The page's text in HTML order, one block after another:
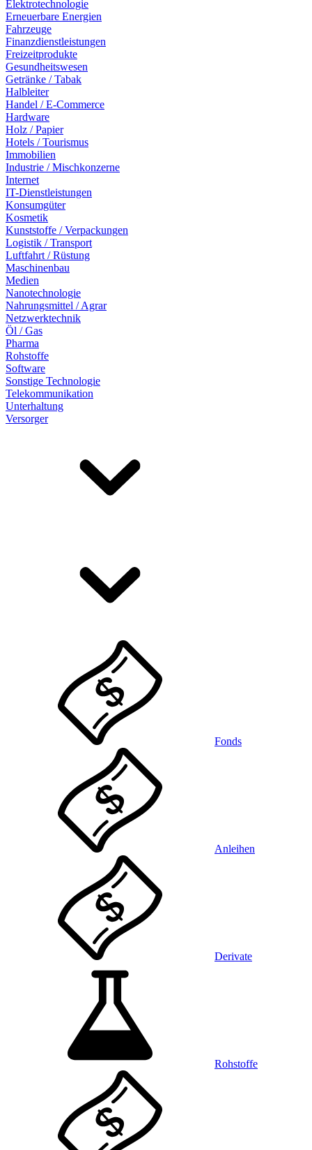
Elektrotechnologie
Erneuerbare Energien
Fahrzeuge
Finanzdienstleistungen
Freizeitprodukte
Gesundheitswesen
Getränke / Tabak
Halbleiter
Handel / E-Commerce
Hardware
Holz / Papier
Hotels / Tourismus
Immobilien
Industrie / Mischkonzerne
Internet
IT-Dienstleistungen
Konsumgüter
Kosmetik
Kunststoffe / Verpackungen
Logistik / Transport
Luftfahrt / Rüstung
Maschinenbau
Medien
Nanotechnologie
Nahrungsmittel / Agrar
Netzwerktechnik
Öl / Gas
Pharma
Rohstoffe
Software
Sonstige Technologie
Telekommunikation
Unterhaltung
Versorger
Fonds
Anleihen
Derivate
Rohstoffe